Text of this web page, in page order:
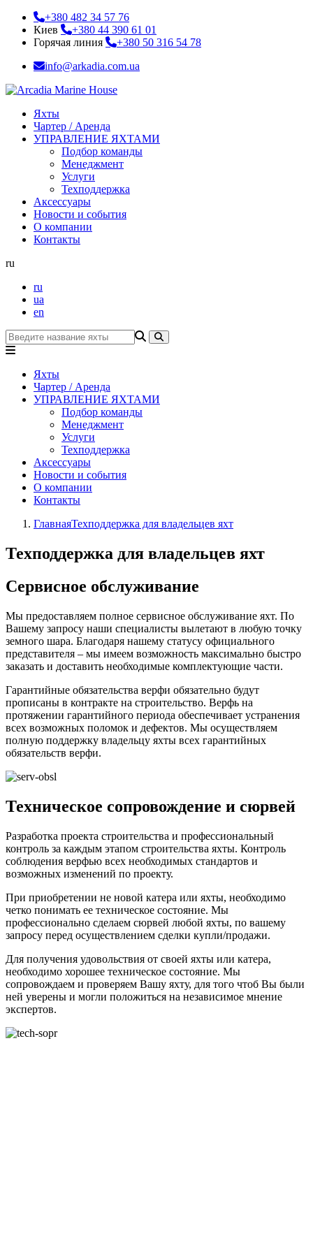
+380 482 34 57 76
Киев
+380 44 390 61 01
Горячая линия
+380 50 316 54 78
info@arkadia.com.ua
Яхты
Чартер / Аренда
УПРАВЛЕНИЕ ЯХТАМИ
Подбор команды
Менеджмент
Услуги
Техподдержка
Аксессуары
Новости и события
О компании
Контакты
ru
ru
ua
en
Яхты
Чартер / Аренда
УПРАВЛЕНИЕ ЯХТАМИ
Подбор команды
Менеджмент
Услуги
Техподдержка
Аксессуары
Новости и события
О компании
Контакты
ГлавнаяТехподдержка для владельцев яхт
Техподдержка для владельцев яхт
Сервисное обслуживание
Мы предоставляем полное сервисное обслуживание яхт. По
Вашему запросу наши специалисты вылетают в любую точку
земного шара. Благодаря нашему статусу официального
представителя – мы имеем возможность максимально быстро
заказать и доставить необходимые комплектующие части.
Гарантийные обязательства верфи обязательно будут
прописаны в контракте на строительство. Верфь на
протяжении гарантийного периода обеспечивает устранения
всех возможных поломок и дефектов. Мы осуществляем
полную поддержку владельцу яхты всех гарантийных
обязательств верфи.
Техническое сопровождение и сюрвей
Разработка проекта строительства и профессиональный
контроль за каждым этапом строительства яхты. Контроль
соблюдения верфью всех необходимых стандартов и
возможных изменений по проекту.
При приобретении не новой катера или яхты, необходимо
четко понимать ее техническое состояние. Мы
профессионально сделаем сюрвей любой яхты, по вашему
запросу перед осуществлением сделки купли/продажи.
Для получения удовольствия от своей яхты или катера,
необходимо хорошее техническое состояние. Мы
сопровождаем и проверяем Вашу яхту, для того чтоб Вы были
ней уверены и могли положиться на независимое мнение
экспертов.